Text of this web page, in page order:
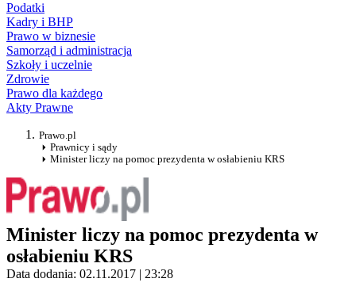
Podatki
Kadry i BHP
Prawo w biznesie
Samorząd i administracja
Szkoły i uczelnie
Zdrowie
Prawo dla każdego
Akty Prawne
Prawo.pl
Prawnicy i sądy
Minister liczy na pomoc prezydenta w osłabieniu KRS
Minister liczy na pomoc prezydenta w
osłabieniu KRS
Data dodania: 02.11.2017 | 23:28